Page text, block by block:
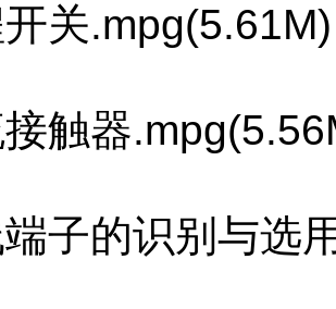
关.mpg(5.61M)
触器
的识别与选